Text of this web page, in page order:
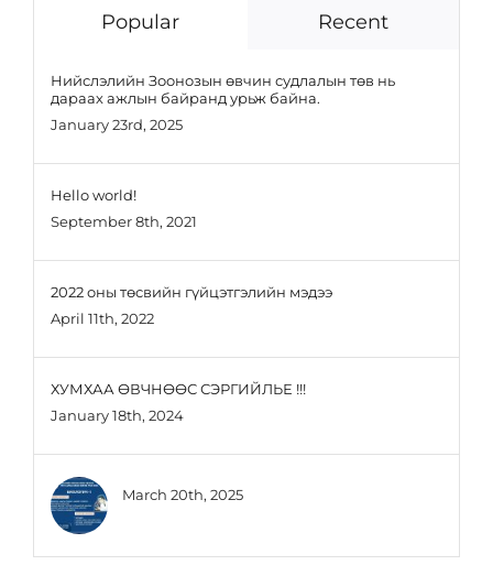
Popular Recent
Нийслэлийн Зоонозын өвчин судлалын төв нь
дараах ажлын байранд урьж байна.
January 23rd, 2025
Hello world!
September 8th, 2021
2022 оны төсвийн гүйцэтгэлийн мэдээ
April 11th, 2022
ХУМХАА ӨВЧНӨӨС СЭРГИЙЛЬЕ !!!
January 18th, 2024
March 20th, 2025